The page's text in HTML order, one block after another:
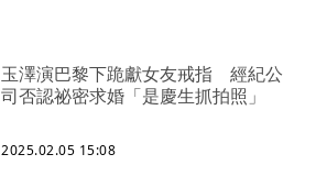
玉澤演巴黎下跪獻女友戒指 經紀公
司否認祕密求婚「是慶生抓拍照」
2025.02.05 15:08